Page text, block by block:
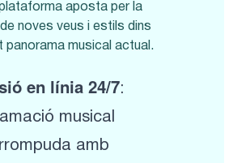
aposta per la
noves veus i estils dins
panorama musical actual.
en línia 24/7:
musical
amb